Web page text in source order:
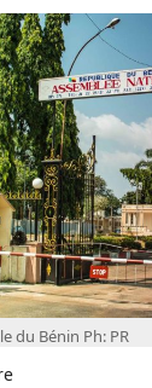
du Bénin Ph: PR